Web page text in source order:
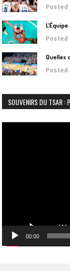
Posted
Posted
Quelles
Posted
SOUVENIRS DU TSAR :
00:00